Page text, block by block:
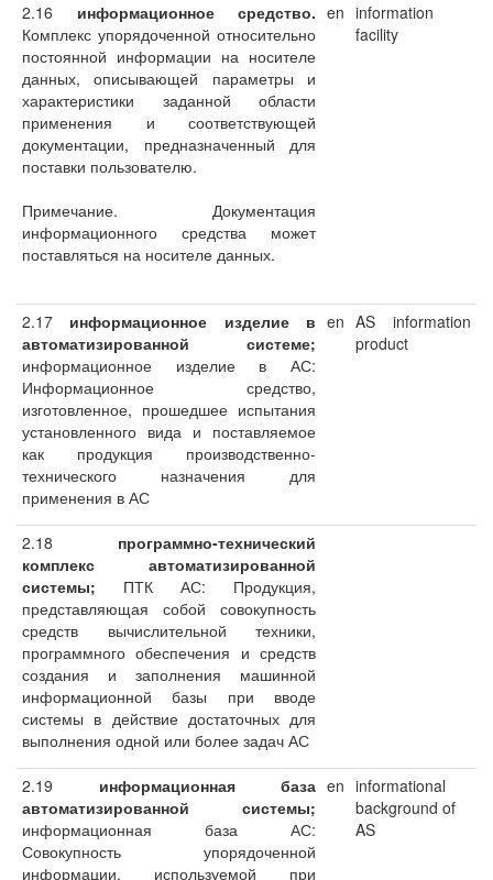
2.16 информационное средство.
Комплекс упорядоченной относительно
постоянной информации на носителе
данных, описывающей параметры и
характеристики заданной области
применения и соответствующей
документации, предназначенный для
поставки пользователю.
Примечание. Документация
информационного средства может
поставляться на носителе данных.
en information
facility
2.17 информационное изделие в
автоматизированной системе;
информационное изделие в АС:
Информационное средство,
изготовленное, прошедшее испытания
установленного вида и поставляемое
как продукция производственно-
технического назначения для
применения в АС
en AS information
product
2.18 программно-технический
комплекс автоматизированной
системы; ПТК АС: Продукция,
представляющая собой совокупность
средств вычислительной техники,
программного обеспечения и средств
создания и заполнения машинной
информационной базы при вводе
системы в действие достаточных для
выполнения одной или более задач АС
2.19 информационная база
автоматизированной системы;
информационная база АС:
Совокупность упорядоченной
информации, используемой при
en informational
background of
AS